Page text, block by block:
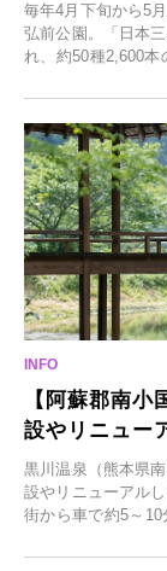
毎年4月下旬から5
弘前公園。「日本
れ、約50種2,600
日(月)～2026年2月
を開催します。
【阿蘇郡南
設やリニュー
黒川温泉（熊本県
設やリニューアル
街から車で約5～
元食材にこだわっ